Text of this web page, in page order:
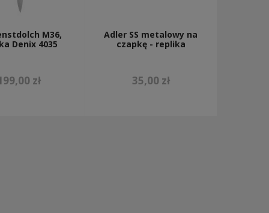
M36,
Denix 4035
zł
Adler SS metalowy na
czapkę - replika
35,00 zł